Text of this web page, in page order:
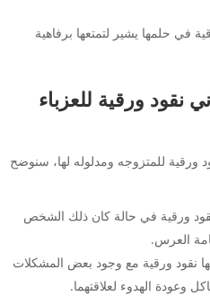
في حلمها يشير لتمتعها برفاهية
ورقية للعزباء
للمتزوجه ومدلوله لها، سنوضح
ورقية في حالة كان ذلك الشخص
العرس.
نقود ورقية مع وجود بعض المشكلات
وعودة الهدوء لعلاقتهما.